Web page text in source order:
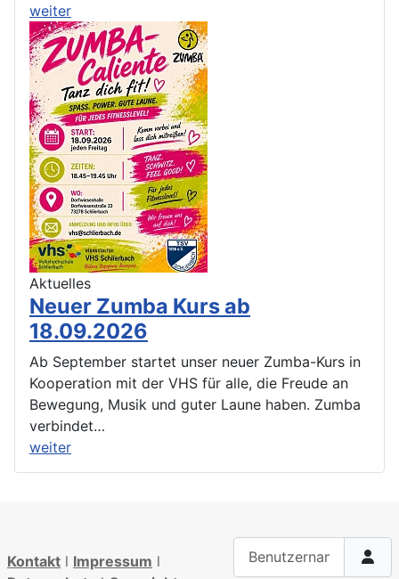
weiter
Aktuelles
Neuer Zumba Kurs ab
18.09.2026
Ab September startet unser neuer Zumba-Kurs in
Kooperation mit der VHS für alle, die Freude an
Bewegung, Musik und guter Laune haben. Zumba
verbindet…
weiter
Kontakt l Impressum l